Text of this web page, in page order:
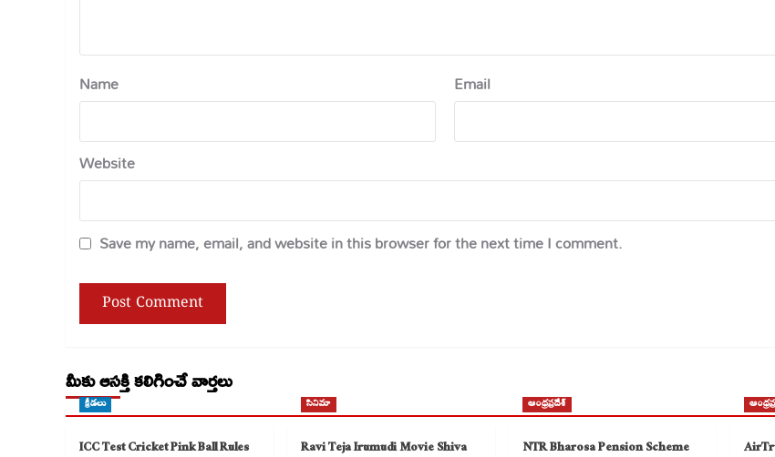
Name Email
Website
Save my name, email, and website in this browser for the next time I comment.
మీకు ఆసక్తి కలిగించే వార్తలు
క్రీడలు
ICC Test Cricket Pink Ball Rules
సినిమా
Ravi Teja Irumudi Movie Shiva
ఆంధ్రప్రదేశ్
NTR Bharosa Pension Scheme